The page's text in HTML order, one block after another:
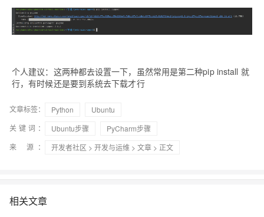
个人建议：这两种都去设置一下，虽然常用是第二种pip install 就
行，有时候还是要到系统去下载才行
文章标签： Python
Ubuntu
关键词：
Ubuntu步骤
PyCharm步骤
来 源：
开发者社区 > 开发与运维 > 文章 > 正文
相关文章